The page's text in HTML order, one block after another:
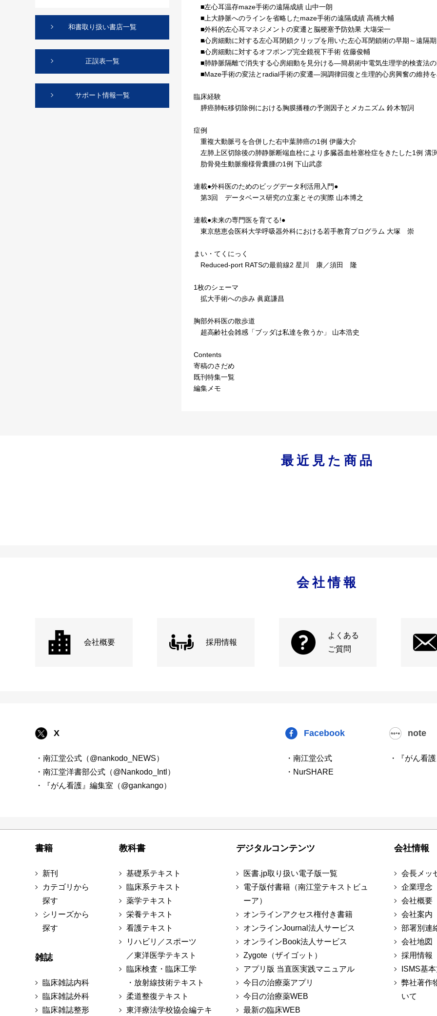
■左心耳温存maze手術の遠隔成績 山中一朗
■上大静脈へのラインを省略したmaze手術の遠隔成績 高橋大輔
■外科的左心耳マネジメントの変遷と脳梗塞予防効果 大塲栄一
■心房細動に対する左心耳閉鎖クリップを用いた左心耳閉鎖術の早期～遠隔
■心房細動に対するオフポンプ完全鏡視下手術 佐藤俊輔
■肺静脈隔離で消失する心房細動を見分ける―簡易術中電気生理学的検査法
■Maze手術の変法とradial手術の変遷―洞調律回復と生理的心房興奮の維持
臨床経験
膵癌肺転移切除例における胸膜播種の予測因子とメカニズム 鈴木智詞
症例
重複大動脈弓を合併した右中葉肺癌の1例 伊藤大介
左肺上区切除後の肺静脈断端血栓により多臓器血栓塞栓症をきたした1例
肋骨発生動脈瘤様骨囊腫の1例 下山武彦
連載●外科医のためのビッグデータ利活用入門●
第3回 データベース研究の立案とその実際 山本博之
連載●未来の専門医を育てる!●
東京慈恵会医科大学呼吸器外科における若手教育プログラム 大塚 崇
まい・てくにっく
Reduced-port RATSの最前線2 星川 康／須田 隆
1枚のシェーマ
拡大手術への歩み 眞庭謙昌
胸部外科医の散歩道
超高齢社会雑感「ブッダは私達を救うか」 山本浩史
Contents
寄稿のさだめ
既刊特集一覧
編集メモ
和書取り扱い書店一覧
正誤表一覧
サポート情報一覧
最近見た商品
会社情報
会社概要 採用情報
よくある
ご質問
X
・南江堂公式（@nankodo_NEWS）
・南江堂洋書部公式（@Nankodo_Intl）
・『がん看護』編集室（@gankango）
Facebook
・南江堂公式
・NurSHARE
note
・『がん看
書籍
新刊
カテゴリから
探す
シリーズから
探す
雑誌
臨床雑誌内科
臨床雑誌外科
臨床雑誌整形
教科書
基礎系テキスト
臨床系テキスト
薬学テキスト
栄養テキスト
看護テキスト
リハビリ／スポーツ
／東洋医学テキスト
臨床検査・臨床工学
・放射線技術テキスト
柔道整復テキスト
東洋療法学校協会編テキ
デジタルコンテンツ
医書.jp取り扱い電子版一覧
電子版付書籍（南江堂テキストビュ
ーア）
オンラインアクセス権付き書籍
オンラインJournal法人サービス
オンラインBook法人サービス
Zygote（ザイゴット）
アプリ版 当直医実践マニュアル
今日の治療薬アプリ
今日の治療薬WEB
最新の臨床WEB
会社情報
会長メッ
企業理念
会社概要
会社案内
部署別連
会社地図
採用情報
ISMS基
弊社著作
いて